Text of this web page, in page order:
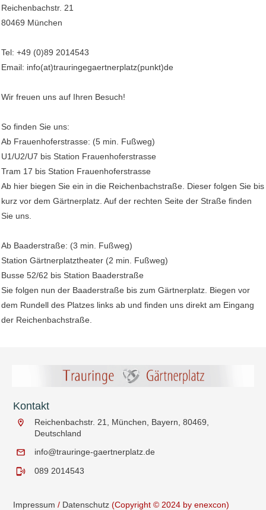
Reichenbachstr. 21
80469 München
Tel: +49 (0)89 2014543
Email: info(at)trauringegaertnerplatz(punkt)de
Wir freuen uns auf Ihren Besuch!
So finden Sie uns:
Ab Frauenhoferstrasse: (5 min. Fußweg)
U1/U2/U7 bis Station Frauenhoferstrasse
Tram 17 bis Station Frauenhoferstrasse
Ab hier biegen Sie ein in die Reichenbachstraße. Dieser folgen Sie bis
kurz vor dem Gärtnerplatz. Auf der rechten Seite der Straße finden
Sie uns.
Ab Baaderstraße: (3 min. Fußweg)
Station Gärtnerplatztheater (2 min. Fußweg)
Busse 52/62 bis Station Baaderstraße
Sie folgen nun der Baaderstraße bis zum Gärtnerplatz. Biegen vor
dem Rundell des Platzes links ab und finden uns direkt am Eingang
der Reichenbachstraße.
Kontakt
Reichenbachstr. 21, München, Bayern, 80469,
Deutschland
info@trauringe-gaertnerplatz.de
089 2014543
Impressum / Datenschutz (Copyright © 2024 by enexcon)